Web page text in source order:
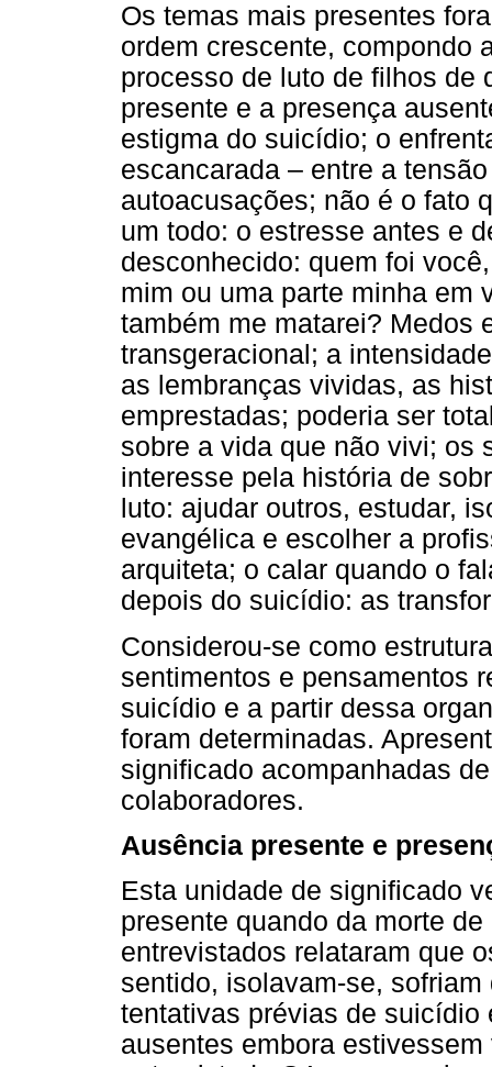
Os temas mais presentes
ordem crescente, compondo
processo de luto de filhos de
presente e a presença
estigma do suicídio; o
escancarada – entre a
autoacusações; não é o fato
um todo: o estresse antes e
desconhecido: quem foi
mim ou uma parte minha em
também me matarei? Medos
transgeracional; a
as lembranças vividas, as
emprestadas; poderia ser
sobre a vida que não vivi; os
interesse pela história de
luto: ajudar outros, estudar,
evangélica e escolher a
arquiteta; o calar quando o
depois do suicídio: as
Considerou-se como
sentimentos e pensamentos
suicídio e a partir dessa
foram determinadas.
significado acompanhadas
colaboradores.
Ausência presente e
Esta unidade de significado
presente quando da morte
entrevistados relataram que
sentido, isolavam-se,
tentativas prévias de suicídio
ausentes embora